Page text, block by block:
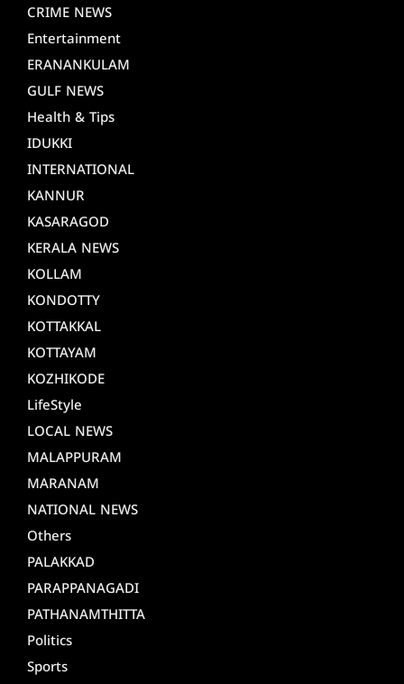
CRIME NEWS
Entertainment
ERANANKULAM
GULF NEWS
Health & Tips
IDUKKI
INTERNATIONAL
KANNUR
KASARAGOD
KERALA NEWS
KOLLAM
KONDOTTY
KOTTAKKAL
KOTTAYAM
KOZHIKODE
LifeStyle
LOCAL NEWS
MALAPPURAM
MARANAM
NATIONAL NEWS
Others
PALAKKAD
PARAPPANAGADI
PATHANAMTHITTA
Politics
Sports